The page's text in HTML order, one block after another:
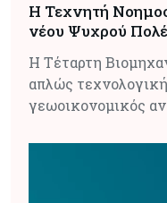
Η Τεχνητή
νέου Ψυχρού
Η Τέταρτη
απλώς
γεωοικονομικός